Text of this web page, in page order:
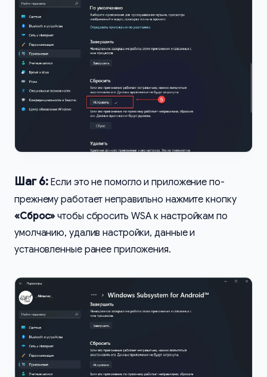
Шаг 6: Если это не помогло и приложение по-
прежнему работает неправильно нажмите кнопку
«Сброс» чтобы сбросить WSA к настройкам по
умолчанию, удалив настройки, данные и
установленные ранее приложения.